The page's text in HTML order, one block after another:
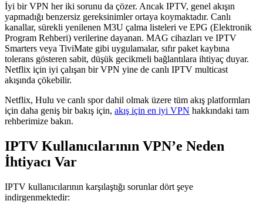
İyi bir VPN her iki sorunu da çözer. Ancak IPTV, genel akışın
yapmadığı benzersiz gereksinimler ortaya koymaktadır. Canlı
kanallar, sürekli yenilenen M3U çalma listeleri ve EPG (Elektronik
Program Rehberi) verilerine dayanan. MAG cihazları ve IPTV
Smarters veya TiviMate gibi uygulamalar, sıfır paket kaybına
tolerans gösteren sabit, düşük gecikmeli bağlantılara ihtiyaç duyar.
Netflix için iyi çalışan bir VPN yine de canlı IPTV multicast
akışında çökebilir.
Netflix, Hulu ve canlı spor dahil olmak üzere tüm akış platformları
için daha geniş bir bakış için, akış için en iyi VPN hakkındaki tam
rehberimize bakın.
IPTV Kullanıcılarının VPN’e Neden
İhtiyacı Var
IPTV kullanıcılarının karşılaştığı sorunlar dört şeye
indirgenmektedir: